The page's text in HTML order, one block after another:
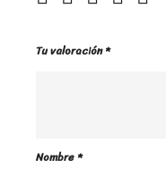
Tu valoración*
Nombre*